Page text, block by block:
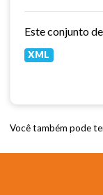
XML
Você também pode